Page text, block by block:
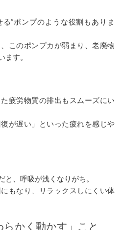
”ポンプのような役割もありま
このポンプカが弱まり、老廃物
ます。
疲労物質の排出もスムーズにい
が遅い」といった疲れを感じや
、呼吸が浅くなりがち。
もなり、リラックスしにくい体
かく動かす」こと